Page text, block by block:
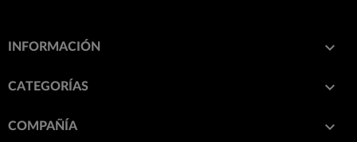
INFORMACIÓN 
CATEGORÍAS 
COMPAÑÍA 